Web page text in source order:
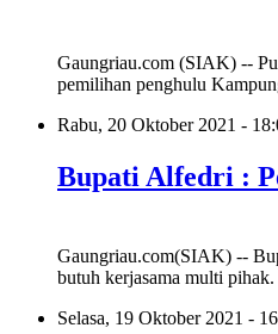
Gaungriau.com (SIAK) --
pemilihan penghulu
Rabu, 20 Oktober 2021 -
Bupati Alfedri :
Gaungriau.com(SIAK) --
butuh kerjasama multi
Selasa, 19 Oktober 2021 -